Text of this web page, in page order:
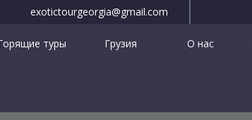
exotictourgeorgia@gmail.com
туры Грузия О нас